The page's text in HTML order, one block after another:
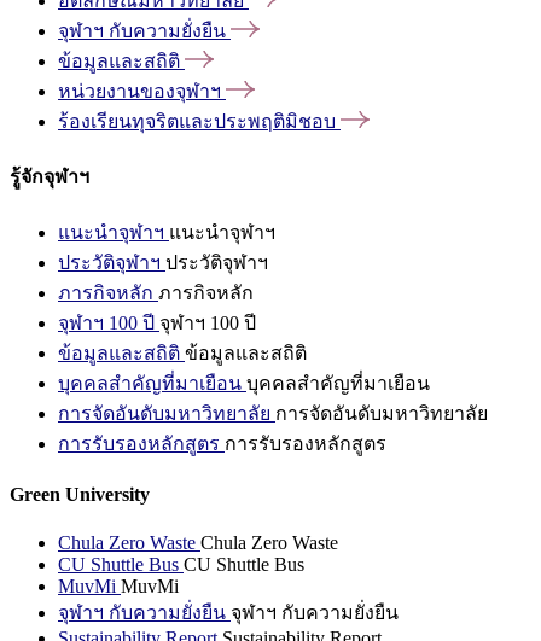
จุฬาฯ กับความยั่งยืน
ข้อมูลและสถิติ
หน่วยงานของจุฬาฯ
ร้องเรียนทุจริตและประพฤติมิชอบ
รู้จักจุฬาฯ
แนะนำจุฬาฯ แนะนำจุฬาฯ
ประวัติจุฬาฯ ประวัติจุฬาฯ
ภารกิจหลัก ภารกิจหลัก
จุฬาฯ 100 ปี จุฬาฯ 100 ปี
ข้อมูลและสถิติ ข้อมูลและสถิติ
บุคคลสำคัญที่มาเยือน บุคคลสำคัญที่มาเยือน
การจัดอันดับมหาวิทยาลัย การจัดอันดับมหาวิทยาลัย
การรับรองหลักสูตร การรับรองหลักสูตร
Green University
Chula Zero Waste Chula Zero Waste
CU Shuttle Bus CU Shuttle Bus
MuvMi MuvMi
จุฬาฯ กับความยั่งยืน จุฬาฯ กับความยั่งยืน